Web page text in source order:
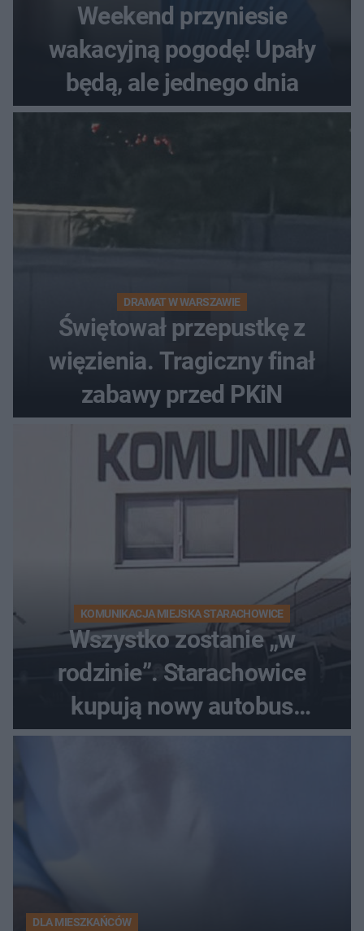
Weekend przyniesie
wakacyjną pogodę! Upały
będą, ale jednego dnia
DRAMAT W WARSZAWIE
Świętował przepustkę z
więzienia. Tragiczny finał
zabawy przed PKiN
KOMUNIKACJA MIEJSKA STARACHOWICE
Wszystko zostanie „w
rodzinie”. Starachowice
kupują nowy autobus
elektryczny
DLA MIESZKAŃCÓW